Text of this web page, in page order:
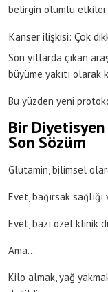
belirgin olumlu etkiler
Kanser ilişkisi: Çok
Son yıllarda çıkan
büyüme yakıtı
Bu yüzden yeni
Bir
Son Sözüm
Glutamin, bilimsel
Evet, bağırsak
Evet, bazı özel klinik
Ama…
Kilo almak, yağ